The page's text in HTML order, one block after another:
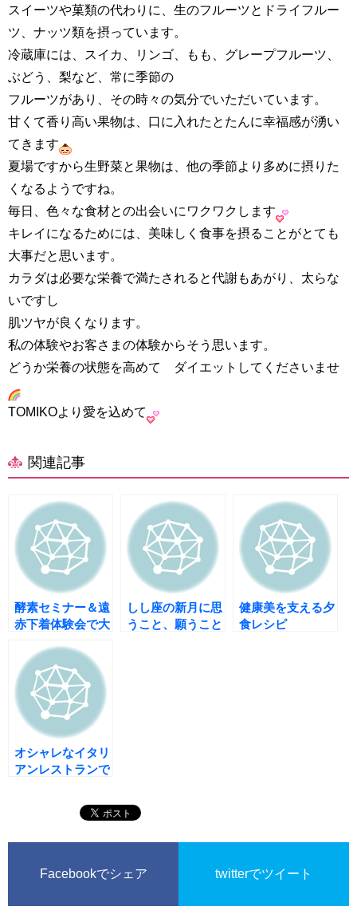
スイーツや菓類の代わりに、生のフルーツとドライフルー
ツ、ナッツ類を摂っています。
冷蔵庫には、スイカ、リンゴ、もも、グレープフルーツ、
ぶどう、梨など、常に季節の
フルーツがあり、その時々の気分でいただいています。
甘くて香り高い果物は、口に入れたとたんに幸福感が湧い
てきます
夏場ですから生野菜と果物は、他の季節より多めに摂りた
くなるようですね。
毎日、色々な食材との出会いにワクワクします
キレイになるためには、美味しく食事を摂ることがとても
大事だと思います。
カラダは必要な栄養で満たされると代謝もあがり、太らな
いですし
肌ツヤが良くなります。
私の体験やお客さまの体験からそう思います。
どうか栄養の状態を高めて
ダイエットしてくださいませ
TOMIKOより愛を込めて
関連記事
酵素セミナー＆遠
赤下着体験会で大
しし座の新月に思
うこと、願うこと
健康美を支える夕
食レシピ
オシャレなイタリ
アンレストランで
Facebookでシェア twitterでツイート